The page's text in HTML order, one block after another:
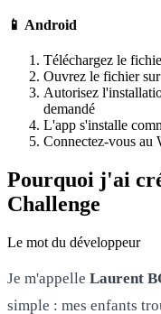
📱 Android
Téléchargez le
Ouvrez le fichier
Autorisez
demandé
L'app s'installe
Connectez-vous au
Pourquoi j'ai
Challenge
Le mot du développeur
Je m'appelle Laurent
simple : mes enfants